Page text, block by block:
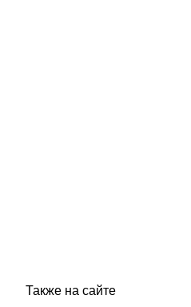
Также на сайте